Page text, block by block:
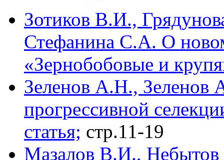
Зотиков В.И.,
Стефанина С.А. О
«Зернобобовые и
Зеленов А.Н., Зеленов
прогрессивной
статья; стр.11-19
Мазалов В.И.,